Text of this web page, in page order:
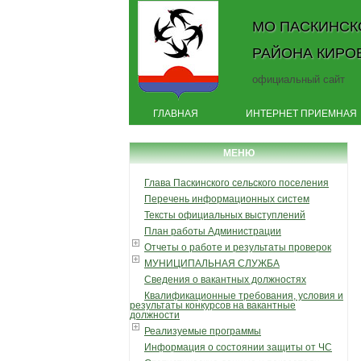
МО
РАЙОНА
официальный сайт
ГЛАВНАЯ ИНТЕРНЕТ ПРИЕМНАЯ
МЕНЮ
Глава Паскинского сельского поселения
Перечень информационных систем
Тексты официальных выступлений
План работы Администрации
Отчеты о работе и результаты проверок
МУНИЦИПАЛЬНАЯ СЛУЖБА
Сведения о вакантных должностях
Квалификационные требования, условия и
результаты конкурсов на вакантные
должности
Реализуемые программы
Информация о состоянии защиты от ЧС